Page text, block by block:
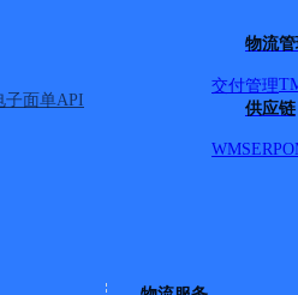
子面单API
物流
交付管理
供应链
WMSERP
以北。 长江
路与长丰路
物馆为界向
止。 合作化